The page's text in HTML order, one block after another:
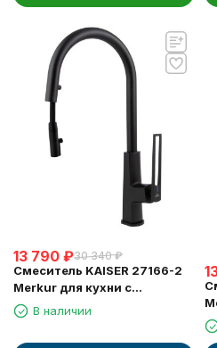
13 790 ₽30 340 ₽
Смеситель KAISER 27166-2
Merkur для кухни с
выдвижным изливом
В наличии